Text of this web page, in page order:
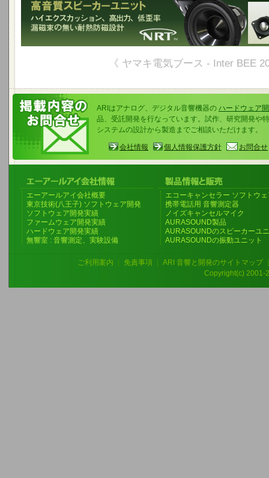
《 ヤマキ電気ブース - Inter BEE
ARIはアナログ、デジタル音響機器の ハードウェア
品、受託開発を行なっています。試作、研究開発や
システムの設計から製造までご相談いただけます。
会社情報 個人情報保護方針 お問合せ
エーアールアイ会社概要
東京技術(八王子) ソフトウェア開発
ソフトウェア開発実績
ファームウェア開発実績
ハードウェア開発実績
無響室 : 音響測定、実験設備
エコーキャンセラー ソフトウ
携帯電話用 音響測定器
ノイズキャンセルマイク
AURASOUND製品
AURASOUNDのスピーカーユ
AURASOUNDの振動ユニット
ご利用案内 免責事項 ARI 音響と開発のサイトマップ
Copyright(c) 2001-